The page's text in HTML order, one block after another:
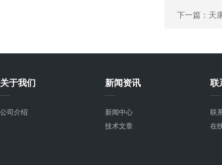
下一篇： 天
关于我们
公司介绍
新闻资讯
新闻中心
技术文章
联
联
在